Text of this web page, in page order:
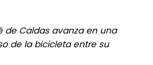
de Caldas avanza en una
de la bicicleta entre su